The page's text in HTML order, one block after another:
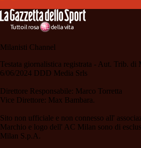
Milanisti Channel
Testata giornalistica registrata - Aut. Trib. di
6/06/2024 DDD Media Srls
Direttore Responsabile: Marco Torretta
Vice Direttore: Max Bambara.
Sito non ufficiale e non connesso all'
Marchio e logo dell' AC Milan sono di
Milan S.p.A.